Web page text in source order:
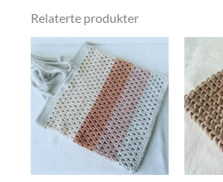
Relaterte produkter